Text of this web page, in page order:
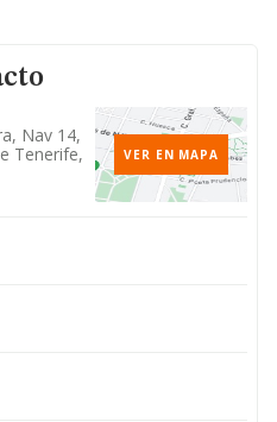
Nav 14,
Tenerife,
VER EN MAPA